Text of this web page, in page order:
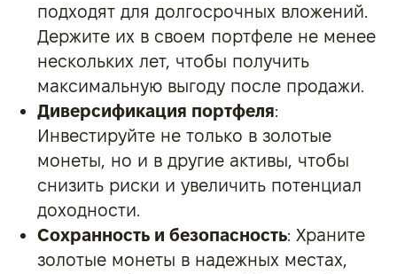
подходят для долгосрочных вложений.
Держите их в своем портфеле не менее
нескольких лет, чтобы получить
максимальную выгоду после продажи.
Диверсификация портфеля:
Инвестируйте не только в золотые
монеты, но и в другие активы, чтобы
снизить риски и увеличить потенциал
доходности.
Сохранность и безопасность: Храните
золотые монеты в надежных местах,